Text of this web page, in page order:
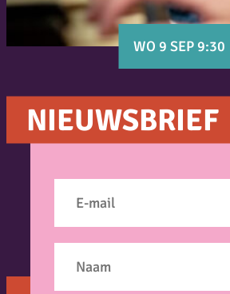
WO 9 SEP 9:30
NIEUWSBRIEF